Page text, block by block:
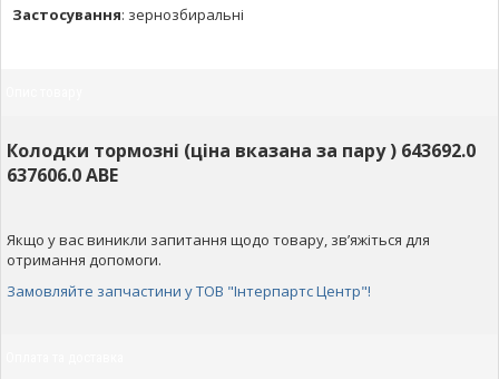
Застосування: зернозбиральні
Колодки тормозні (ціна вказана за пару ) 643692.0
637606.0 ABE
Якщо у вас виникли запитання щодо товару, зв’яжіться для
отримання допомоги.
Замовляйте запчастини у ТОВ "Інтерпартс Центр"!